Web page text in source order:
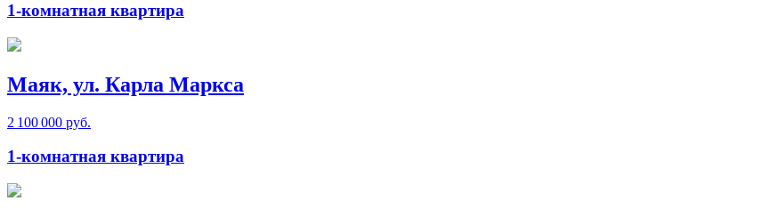
1-комнатная квартира
Маяк, ул. Карла Маркса
2 100 000 руб.
1-комнатная квартира